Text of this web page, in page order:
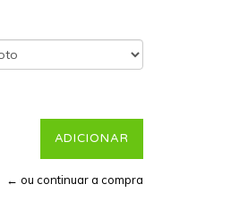
← ou continuar a compra